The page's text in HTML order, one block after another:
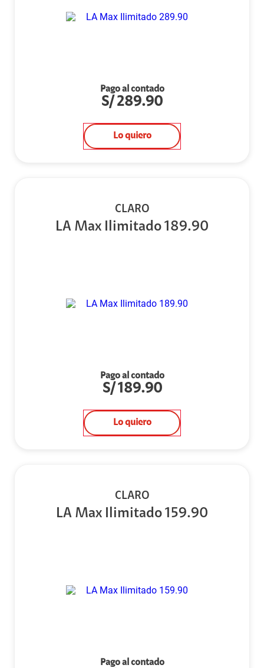
Pago al contado
S/ 289.90
Lo quiero
CLARO
LA Max Ilimitado 189.90
Pago al contado
S/189.90
Lo quiero
CLARO
LA Max Ilimitado 159.90
Pago al contado